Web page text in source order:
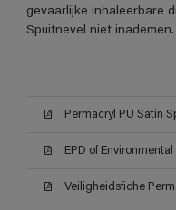
gevaarlijke inhaleerbare
Spuitnevel niet inademen.
Permacryl PU Satin
EPD of
Veiligheidsfiche